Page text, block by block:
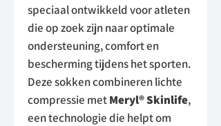
speciaal ontwikkeld voor atleten
die op zoek zijn naar optimale
ondersteuning, comfort en
bescherming tijdens het sporten.
Deze sokken combineren lichte
compressie metMeryl® Skinlife,
een technologie die helpt om